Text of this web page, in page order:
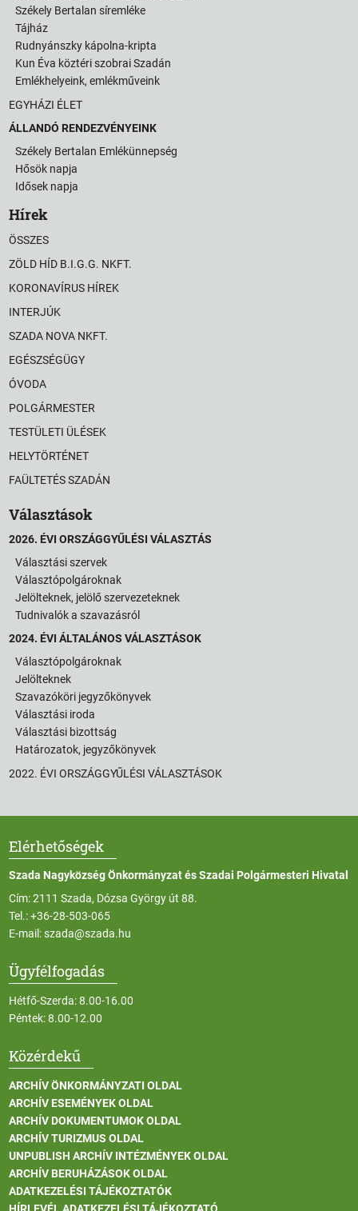
Székely Bertalan síremléke
Tájház
Rudnyánszky kápolna-kripta
Kun Éva köztéri szobrai Szadán
Emlékhelyeink, emlékműveink
EGYHÁZI ÉLET
ÁLLANDÓ RENDEZVÉNYEINK
Székely Bertalan Emlékünnepség
Hősök napja
Idősek napja
Hírek
ÖSSZES
ZÖLD HÍD B.I.G.G. NKFT.
KORONAVÍRUS HÍREK
INTERJÚK
SZADA NOVA NKFT.
EGÉSZSÉGÜGY
ÓVODA
POLGÁRMESTER
TESTÜLETI ÜLÉSEK
HELYTÖRTÉNET
FAÜLTETÉS SZADÁN
Választások
2026. ÉVI ORSZÁGGYŰLÉSI VÁLASZTÁS
Választási szervek
Választópolgároknak
Jelölteknek, jelölő szervezeteknek
Tudnivalók a szavazásról
2024. ÉVI ÁLTALÁNOS VÁLASZTÁSOK
Választópolgároknak
Jelölteknek
Szavazóköri jegyzőkönyvek
Választási iroda
Választási bizottság
Határozatok, jegyzőkönyvek
2022. ÉVI ORSZÁGGYŰLÉSI VÁLASZTÁSOK
Elérhetőségek
Szada Nagyközség Önkormányzat és Szadai Polgármesteri Hivatal
Cím: 2111 Szada, Dózsa György út 88.
Tel.:+36-28-503-065
E-mail:szada@szada.hu
Ügyfélfogadás
Hétfő-Szerda: 8.00-16.00
Péntek: 8.00-12.00
Közérdekű
ARCHÍV ÖNKORMÁNYZATI OLDAL
ARCHÍV ESEMÉNYEK OLDAL
ARCHÍV DOKUMENTUMOK OLDAL
ARCHÍV TURIZMUS OLDAL
UNPUBLISH ARCHÍV INTÉZMÉNYEK OLDAL
ARCHÍV BERUHÁZÁSOK OLDAL
ADATKEZELÉSI TÁJÉKOZTATÓK